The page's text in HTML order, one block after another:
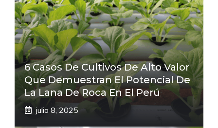
6 Casos De Cultivos De Alto Valor
Que Demuestran El Potencial De
La Lana De Roca En El Perú
julio 8, 2025